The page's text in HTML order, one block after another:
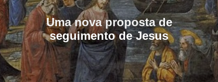
Uma nova proposta de
seguimento de Jesus